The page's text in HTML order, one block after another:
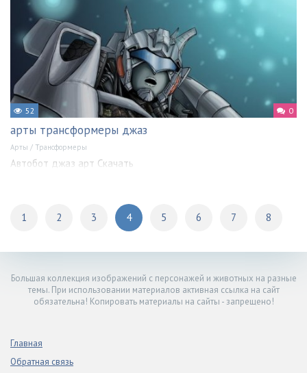
52 0
арты трансформеры джаз
Арты / Трансформеры
Автобот джаз арт Скачать
1 2 3 4 5 6 7 8
Большая коллекция изображений с персонажей и животных на разные
темы. При использовании материалов активная ссылка на сайт
обязательна! Копировать материалы на сайты - запрещено!
Главная
Обратная связь